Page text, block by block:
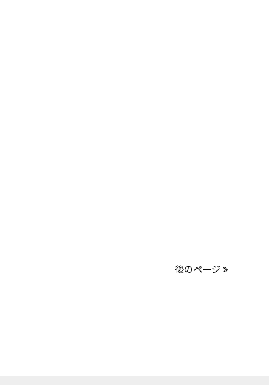
後のページ »